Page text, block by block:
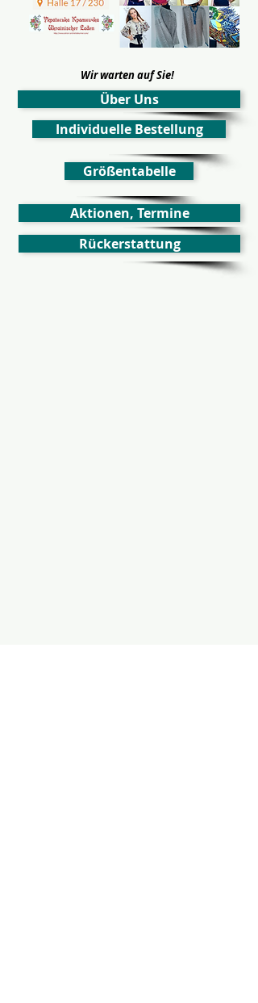
Wir warten auf Sie!
Über Uns
Individuelle Bestellung
Größentabelle
Aktionen, Termine
Rückerstattung